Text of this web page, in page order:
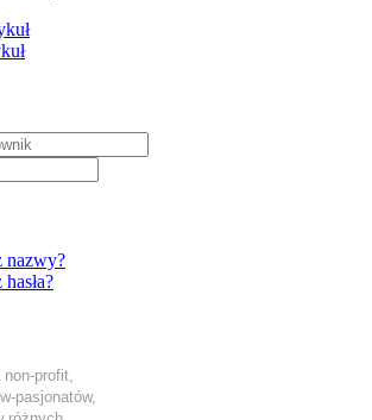
nazwy?
profit,
pasjonatów,